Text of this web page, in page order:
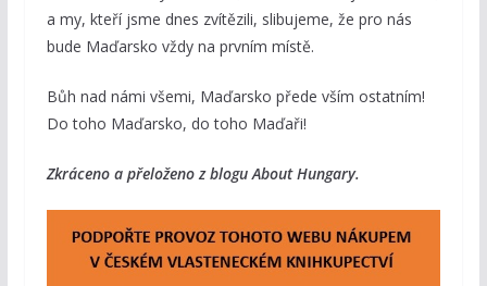
a my, kteří jsme dnes zvítězili, slibujeme, že pro nás
bude Maďarsko vždy na prvním místě.
Bůh nad námi všemi, Maďarsko přede vším ostatním!
Do toho Maďarsko, do toho Maďaři!
Zkráceno a přeloženo z blogu About Hungary.